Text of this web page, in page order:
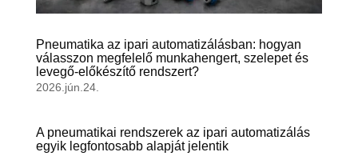
Pneumatika az ipari automatizálásban: hogyan
válasszon megfelelő munkahengert, szelepet és
levegő-előkészítő rendszert?
2026.jún.24.
A pneumatikai rendszerek az ipari automatizálás
egyik legfontosabb alapját jelentik